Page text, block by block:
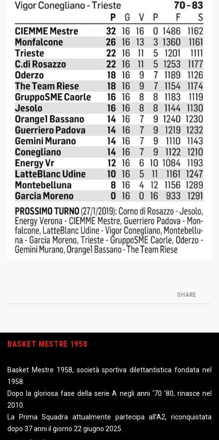
SHARE
BASKET MESTRE 1958
Basket Mestre 1958, società sportiva dilettantistica fondata nel
1958.
Dopo la gloriosa fase della serie A negli anni ‘70 ’80, rinasce nel
2010.
La Prima Squadra attualmente partecipa all’A2, riconquistata
dopo 37 anni il giorno 22 giugno 2025.